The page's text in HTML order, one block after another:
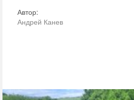
Автор:
Андрей Канев